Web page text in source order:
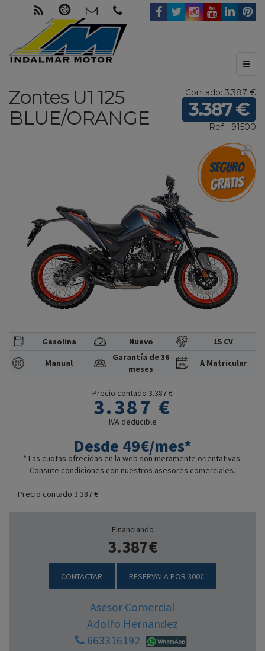
Contado: 3.387 €
3.387 €
Ref - 91500
Zontes U1 125
BLUE/ORANGE
Gasolina Nuevo
15 CV
Manual
Garantía de 36
meses
A Matricular
Precio contado 3.387 €
3.387 €
IVA deducible
Desde 49€/mes*
* Las cuotas ofrecidas en la web son meramente orientativas.
Consute condiciones con nuestros asesores comerciales.
Precio contado 3.387 €
Financiando
3.387€
CONTACTAR RESERVALA POR 300€
Asesor Comercial
Adolfo Hernandez
663316192